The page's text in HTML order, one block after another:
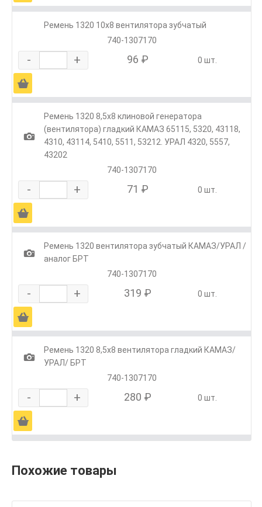
Ремень 1320 10х8 вентилятора зубчатый
740-1307170
- + 96 ₽ 0 шт.
Ä
1
Ремень 1320 8,5х8 клиновой генератора
(вентилятора) гладкий КАМАЗ 65115, 5320, 43118,
4310, 43114, 5410, 5511, 53212. УРАЛ 4320, 5557,
43202
740-1307170
- + 71 ₽ 0 шт.
Ä
1
Ремень 1320 вентилятора зубчатый КАМАЗ/УРАЛ /
аналог БРТ
740-1307170
- + 319 ₽ 0 шт.
Ä
1
Ремень 1320 8,5х8 вентилятора гладкий КАМАЗ/
УРАЛ/ БРТ
740-1307170
- + 280 ₽ 0 шт.
Ä
Похожие товары